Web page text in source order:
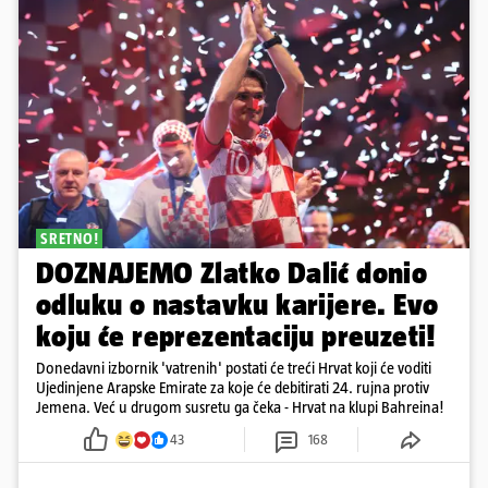
SRETNO!
DOZNAJEMO Zlatko Dalić donio
odluku o nastavku karijere. Evo
koju će reprezentaciju preuzeti!
Donedavni izbornik 'vatrenih' postati će treći Hrvat koji će voditi
Ujedinjene Arapske Emirate za koje će debitirati 24. rujna protiv
Jemena. Već u drugom susretu ga čeka - Hrvat na klupi Bahreina!
43 168